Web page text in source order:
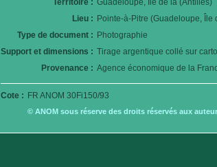
Territoire : Guadeloupe, Île de la (Antilles)
Lieu : Pointe-à-Pitre (Guadeloupe, Île
Type de document : Photographie
Support et dimensions : Tirage argentique collé sur
Provenance : Agence économique de la
Cote : FR ANOM 30Fi150/93
© ANOM sous réserve des droits réservés aux